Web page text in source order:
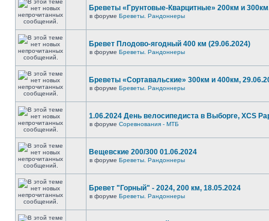
Бреветы «Грунтовые-Кварцитные» 200км и
в форуме Бреветы. Рандоннеры
Бревет Плодово-ягодный 400 км (29.06.2024)
в форуме Бреветы. Рандоннеры
Бреветы «Сортавальские» 300км и 400км,
в форуме Бреветы. Рандоннеры
1.06.2024 День велосипедиста в Выборге, XCS
в форуме Соревнования - МТБ
Вещевские 200/300 01.06.2024
в форуме Бреветы. Рандоннеры
Бревет "Горный" - 2024, 200 км, 18.05.2024
в форуме Бреветы. Рандоннеры